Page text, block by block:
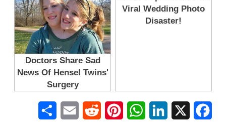
Facebook
LinkedIn
WhatsApp
Pinterest
Reddit
Email